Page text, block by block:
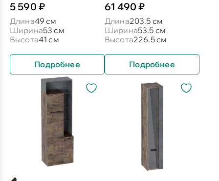
5 590 ₽
Длина49 см
Ширина53 см
Высота41 см
Подробнее
61 490 ₽
Длина203.5 см
Ширина53.5 см
Высота226.5 см
Подробнее